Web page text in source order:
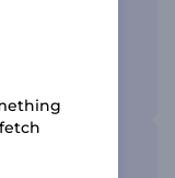
создавая
ваши